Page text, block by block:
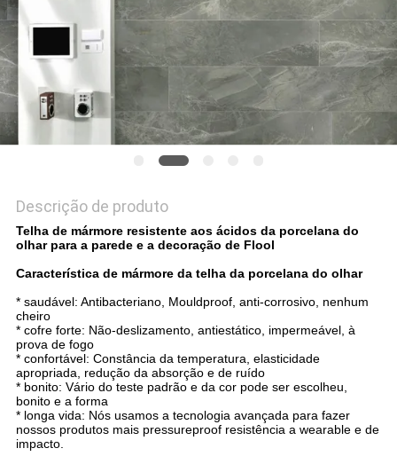
Descrição de produto
Telha de mármore resistente aos ácidos da porcelana do
olhar para a parede e a decoração de Flool
Característica de mármore da telha da porcelana do olhar
* saudável: Antibacteriano, Mouldproof, anti-corrosivo, nenhum
cheiro
* cofre forte: Não-deslizamento, antiestático, impermeável, à
prova de fogo
* confortável: Constância da temperatura, elasticidade
apropriada, redução da absorção e de ruído
* bonito: Vário do teste padrão e da cor pode ser escolheu,
bonito e a forma
* longa vida: Nós usamos a tecnologia avançada para fazer
nossos produtos mais pressureproof resistência a wearable e de
impacto.